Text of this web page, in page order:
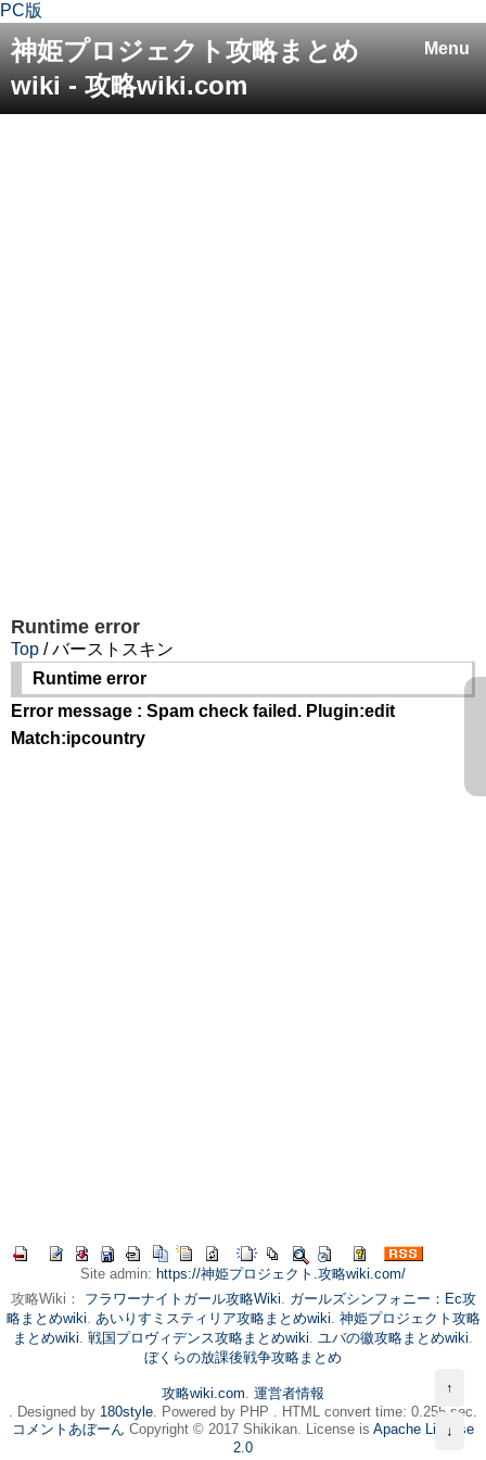
PC版
Menu
神姫プロジェクト攻略まとめ
wiki - 攻略wiki.com
Runtime error
Top / バーストスキン
Runtime error
Error message : Spam check failed. Plugin:edit
Match:ipcountry
Site admin: https://神姫プロジェクト.攻略wiki.com/
攻略Wiki： フラワーナイトガール攻略Wiki. ガールズシンフォニー：Ec攻
略まとめwiki. あいりすミスティリア攻略まとめwiki. 神姫プロジェクト攻略
まとめwiki. 戦国プロヴィデンス攻略まとめwiki. ユバの徽攻略まとめwiki.
ぼくらの放課後戦争攻略まとめ
攻略wiki.com. 運営者情報
. Designed by 180style. Powered by PHP . HTML convert time: 0.255 sec.
コメントあぼーん Copyright © 2017 Shikikan. License is Apache License
2.0
↑
↓